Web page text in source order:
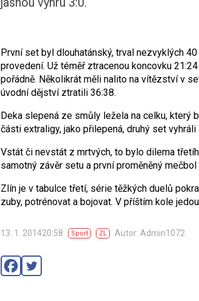
První set byl dlouhatánský, trval nezvyklých
provedení. Už téměř ztracenou koncovku
pořádně. Několikrát měli nalito na vítězství v
úvodní dějství ztratili 36:38.
Deka slepená ze smůly ležela na celku, který
části extraligy, jako přilepená, druhý set
Vstát či nevstát z mrtvých, to bylo dilema
samotný závěr setu a první proměněný
Zlín je v tabulce třetí, série těžkých duelů
zuby, potrénovat a bojovat. V příštím kole
13. 1. 201420:58 Sport ZL Autor: Admin1072